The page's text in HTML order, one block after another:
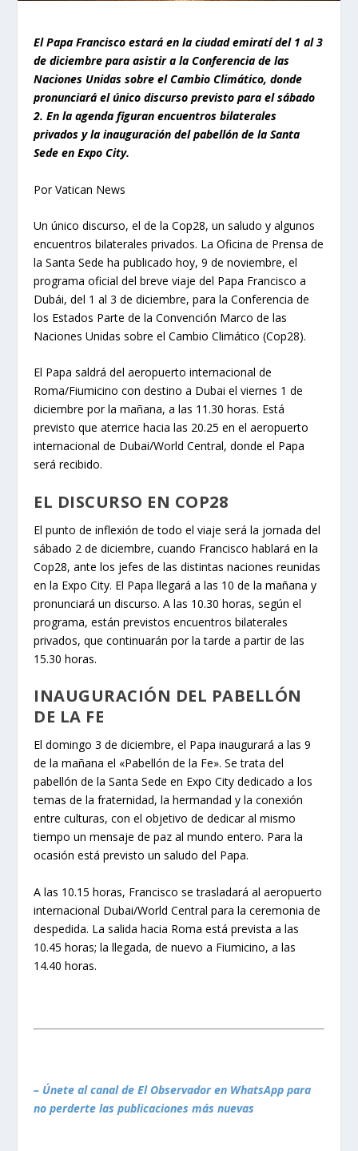
El Papa Francisco estará en la ciudad emiratí del 1 al 3
de diciembre para asistir a la Conferencia de las
Naciones Unidas sobre el Cambio Climático, donde
pronunciará el único discurso previsto para el sábado
2. En la agenda figuran encuentros bilaterales
privados y la inauguración del pabellón de la Santa
Sede en Expo City.
Por Vatican News
Un único discurso, el de la Cop28, un saludo y algunos
encuentros bilaterales privados. La Oficina de Prensa de
la Santa Sede ha publicado hoy, 9 de noviembre, el
programa oficial del breve viaje del Papa Francisco a
Dubái, del 1 al 3 de diciembre, para la Conferencia de
los Estados Parte de la Convención Marco de las
Naciones Unidas sobre el Cambio Climático (Cop28).
El Papa saldrá del aeropuerto internacional de
Roma/Fiumicino con destino a Dubai el viernes 1 de
diciembre por la mañana, a las 11.30 horas. Está
previsto que aterrice hacia las 20.25 en el aeropuerto
internacional de Dubai/World Central, donde el Papa
será recibido.
EL DISCURSO EN COP28
El punto de inflexión de todo el viaje será la jornada del
sábado 2 de diciembre, cuando Francisco hablará en la
Cop28, ante los jefes de las distintas naciones reunidas
en la Expo City. El Papa llegará a las 10 de la mañana y
pronunciará un discurso. A las 10.30 horas, según el
programa, están previstos encuentros bilaterales
privados, que continuarán por la tarde a partir de las
15.30 horas.
INAUGURACIÓN DEL PABELLÓN
DE LA FE
El domingo 3 de diciembre, el Papa inaugurará a las 9
de la mañana el «Pabellón de la Fe». Se trata del
pabellón de la Santa Sede en Expo City dedicado a los
temas de la fraternidad, la hermandad y la conexión
entre culturas, con el objetivo de dedicar al mismo
tiempo un mensaje de paz al mundo entero. Para la
ocasión está previsto un saludo del Papa.
A las 10.15 horas, Francisco se trasladará al aeropuerto
internacional Dubai/World Central para la ceremonia de
despedida. La salida hacia Roma está prevista a las
10.45 horas; la llegada, de nuevo a Fiumicino, a las
14.40 horas.
– Únete al canal de El Observador en WhatsApp para
no perderte las publicaciones más nuevas